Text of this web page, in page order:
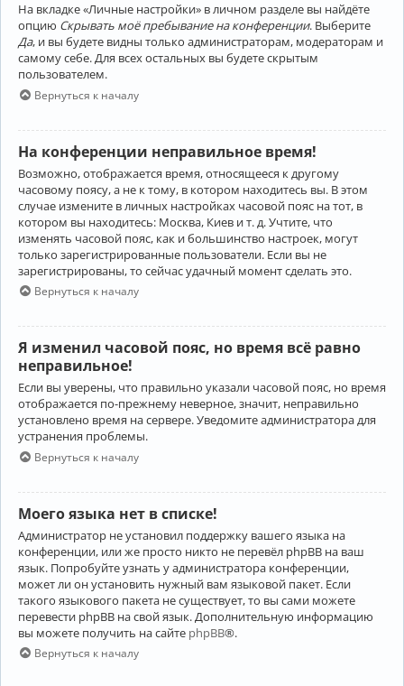
На вкладке «Личные настройки» в личном разделе вы найдёте
опцию Скрывать моё пребывание на конференции. Выберите
Да, и вы будете видны только администраторам, модераторам и
самому себе. Для всех остальных вы будете скрытым
пользователем.
Вернуться к началу
На конференции неправильное время!
Возможно, отображается время, относящееся к другому
часовому поясу, а не к тому, в котором находитесь вы. В этом
случае измените в личных настройках часовой пояс на тот, в
котором вы находитесь: Москва, Киев и т. д. Учтите, что
изменять часовой пояс, как и большинство настроек, могут
только зарегистрированные пользователи. Если вы не
зарегистрированы, то сейчас удачный момент сделать это.
Вернуться к началу
Я изменил часовой пояс, но время всё равно
неправильное!
Если вы уверены, что правильно указали часовой пояс, но время
отображается по-прежнему неверное, значит, неправильно
установлено время на сервере. Уведомите администратора для
устранения проблемы.
Вернуться к началу
Моего языка нет в списке!
Администратор не установил поддержку вашего языка на
конференции, или же просто никто не перевёл phpBB на ваш
язык. Попробуйте узнать у администратора конференции,
может ли он установить нужный вам языковой пакет. Если
такого языкового пакета не существует, то вы сами можете
перевести phpBB на свой язык. Дополнительную информацию
вы можете получить на сайте phpBB®.
Вернуться к началу